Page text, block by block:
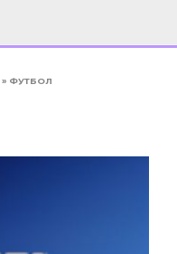
» ФУТБОЛ